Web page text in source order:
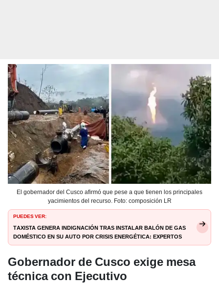
El gobernador del Cusco afirmó que pese a que tienen los principales
yacimientos del recurso. Foto: composición LR
PUEDES VER:
Taxista genera indignación tras instalar balón de gas
doméstico en su auto por crisis energética: expertos
advierten riesgo
Gobernador de Cusco exige mesa
técnica con Ejecutivo